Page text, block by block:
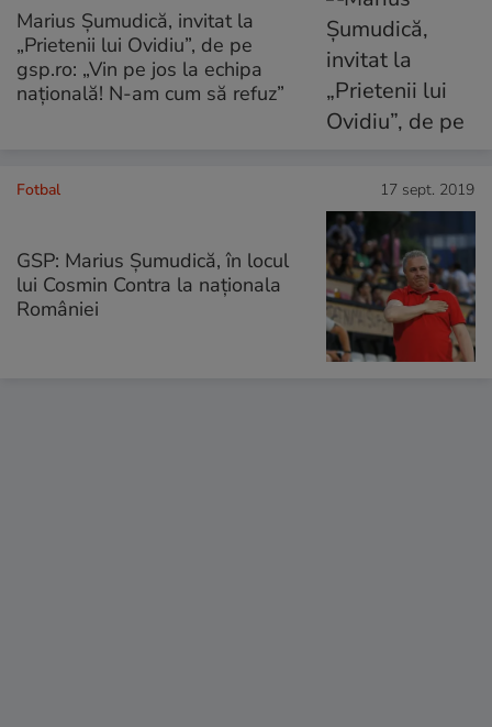
Marius Șumudică, invitat la
„Prietenii lui Ovidiu”, de pe
gsp.ro: „Vin pe jos la echipa
națională! N-am cum să refuz”
Fotbal 17 sept. 2019
GSP: Marius Șumudică, în locul
lui Cosmin Contra la naționala
României